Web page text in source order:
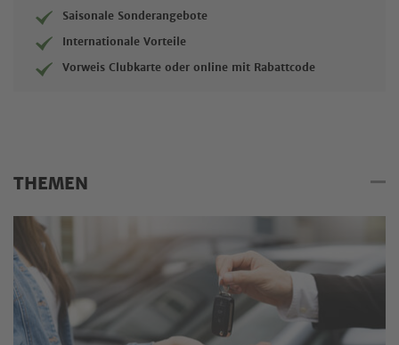
Saisonale Sonderangebote
Internationale Vorteile
Vorweis Clubkarte oder online mit Rabattcode
THEMEN
Themen